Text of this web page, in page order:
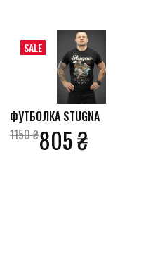
SALE
ФУТБОЛКА STUGNA
1150 ₴805 ₴